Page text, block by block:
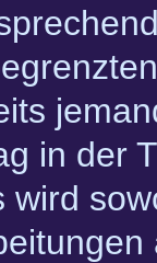
in der
wird